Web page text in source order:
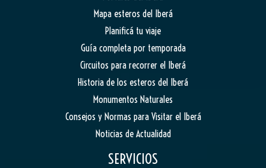
Mapa esteros del Iberá
Planificá tu viaje
Guía completa por temporada
Circuitos para recorrer el Iberá
Historia de los esteros del Iberá
Monumentos Naturales
Consejos y Normas para Visitar el Iberá
Noticias de Actualidad
SERVICIOS